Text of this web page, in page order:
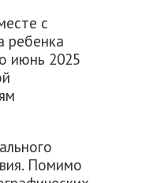
с
ребенка
июнь 2025
Помимо